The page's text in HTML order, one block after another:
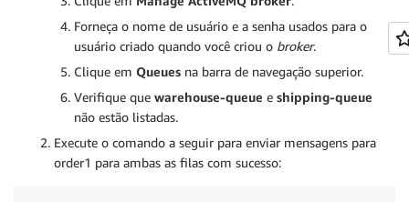
Forneça o nome de usuário e a senha usados para o
usuário criado quando você criou o broker.
Clique em Queues na barra de navegação superior.
Verifique que warehouse-queue e shipping-queue
não estão listadas.
Execute o comando a seguir para enviar mensagens para
order1 para ambas as filas com sucesso: